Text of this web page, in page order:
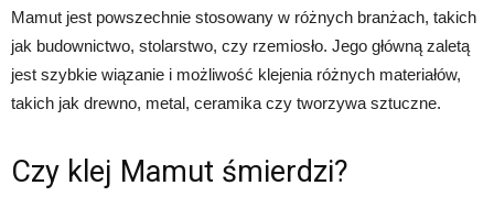
Mamut jest powszechnie stosowany w różnych branżach, takich
jak budownictwo, stolarstwo, czy rzemiosło. Jego główną zaletą
jest szybkie wiązanie i możliwość klejenia różnych materiałów,
takich jak drewno, metal, ceramika czy tworzywa sztuczne.
Czy klej Mamut śmierdzi?